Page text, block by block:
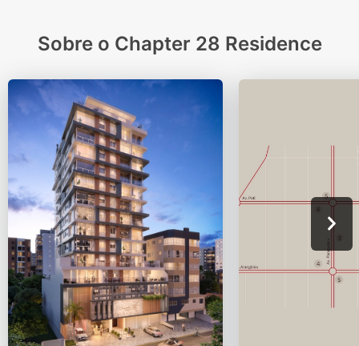
Sobre o Chapter 28 Residence